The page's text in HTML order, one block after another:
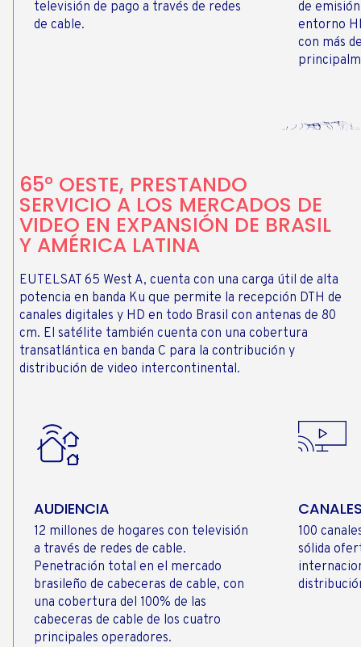
televisión de pago a través de redes
de cable.
de
entorno
con más
65° OESTE, PRESTANDO
SERVICIO A LOS MERCADOS DE
VIDEO EN EXPANSIÓN DE BRASIL
Y AMÉRICA LATINA
EUTELSAT 65 West A, cuenta con una carga útil de alta
potencia en banda Ku que permite la recepción DTH de
canales digitales y HD en todo Brasil con antenas de 80
cm. El satélite también cuenta con una cobertura
transatlántica en banda C para la contribución y
distribución de video intercontinental.
AUDIENCIA
12 millones de hogares con televisión
a través de redes de cable.
Penetración total en el mercado
brasileño de cabeceras de cable, con
una cobertura del 100% de las
cabeceras de cable de los cuatro
principales operadores.
100
sólida